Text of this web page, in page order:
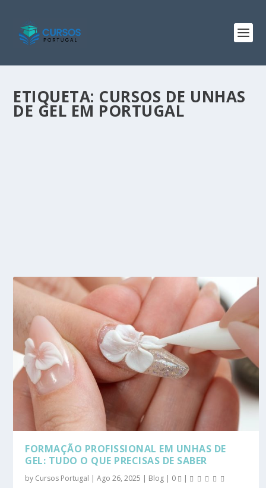
ETIQUETA: CURSOS DE UNHAS
DE GEL EM PORTUGAL
FORMAÇÃO PROFISSIONAL EM UNHAS DE
GEL: TUDO O QUE PRECISAS DE SABER
by Cursos Portugal |Ago 26, 2025 | Blog | 0 |